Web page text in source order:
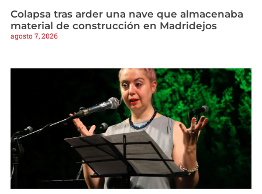
Colapsa tras arder una nave que almacenaba
material de construcción en Madridejos
agosto 7, 2026